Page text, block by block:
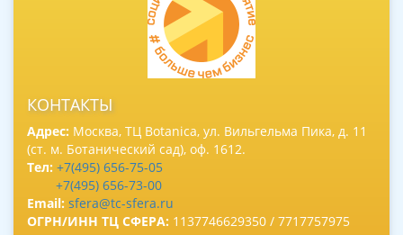
КОНТАКТЫ
Адрес: Москва, ТЦ Botanica, ул. Вильгельма Пика, д. 11
(ст. м. Ботанический сад), оф. 1612.
Тел: +7(495) 656-75-05
+7(495) 656-73-00
Email: sfera@tc-sfera.ru
ОГРН/ИНН ТЦ СФЕРА: 1137746629350 / 7717757975